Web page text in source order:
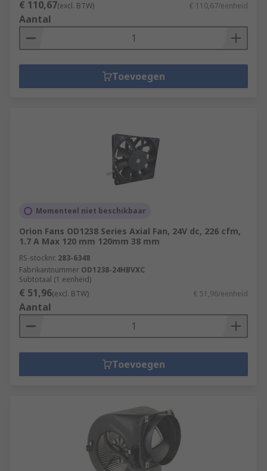
€ 110,67(excl. BTW) € 110,67/eenheid
Aantal
Toevoegen
Momenteel niet beschikbaar
Orion Fans OD1238 Series Axial Fan, 24V dc, 226 cfm,
1.7 A Max 120 mm 120mm 38 mm
RS-stocknr. 283-6348
Fabrikantnummer OD1238-24HBVXC
Subtotaal (1 eenheid)
€ 51,96(excl. BTW) € 51,96/eenheid
Aantal
Toevoegen